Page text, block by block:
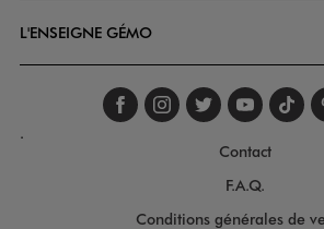
L'ENSEIGNE GÉMO
Suivez-nous
Suivez-
Suivez-
.
Contact
F.A.Q.
Conditions générales de